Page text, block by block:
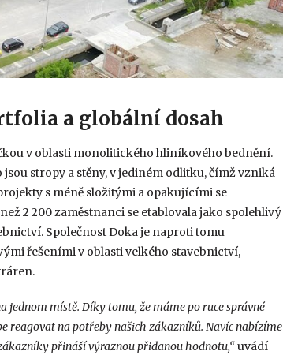
a globální dosah
v oblasti monolitického hliníkového bednění.
stropy a stěny, v jediném odlitku, čímž vzniká
s méně složitými a opakujícími se
2 200 zaměstnanci se etablovala jako spolehlivý
Společnost Doka je naproti tomu
řešeními v oblasti velkého stavebnictví,
místě. Díky tomu, že máme po ruce správné
reagovat na potřeby našich zákazníků. Navíc nabízíme
přináší výraznou přidanou hodnotu,“uvádí